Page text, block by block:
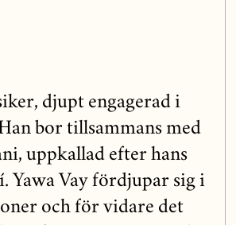
djupt engagerad i
bor tillsammans med
uppkallad efter hans
Yawa Vay fördjupar sig i
och för vidare det